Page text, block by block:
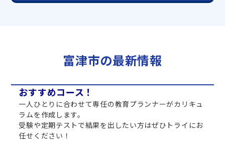
富津市の最新情報
おすすめコース！
一人ひとりに合わせて専任の教育プランナーがカリキュ
ラムを作成します。
受験や定期テストで結果を出したい方はぜひトライにお
任せください！